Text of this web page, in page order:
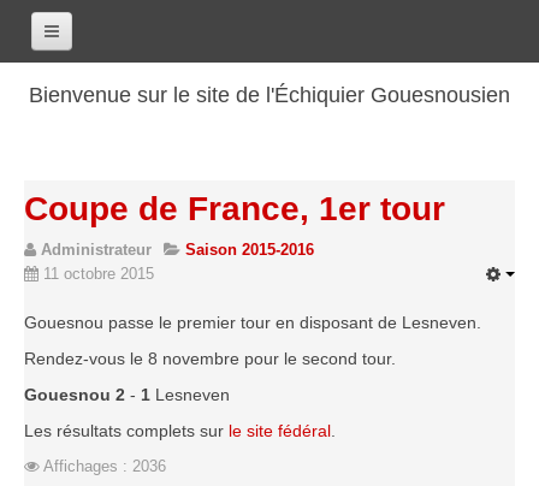
Bienvenue sur le site de l'Échiquier Gouesnousien
Les renseignements
Les coordonnées
Les tarifs
Les licenciés
Les bilans sportifs
Coupe de France, 1er tour
Administrateur
Saison 2015-2016
11 octobre 2015
Gouesnou passe le premier tour en disposant de Lesneven.
Rendez-vous le 8 novembre pour le second tour.
Gouesnou 2 - 1 Lesneven
Les résultats complets sur le site fédéral
Affichages : 2036